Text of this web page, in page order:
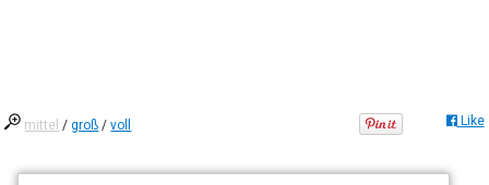
mittel /groß /voll Like